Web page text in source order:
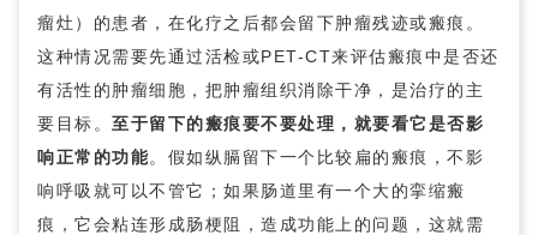
瘤灶）的患者，在化疗之后都会留下肿瘤残迹或瘢痕。
这种情况需要先通过活检或PET-CT来评估瘢痕中是否还
有活性的肿瘤细胞，把肿瘤组织消除干净，是治疗的主
要目标。 至于留下的瘢痕要不要处理，就要看它是否影
响正常的功能。假如纵膈留下一个比较扁的瘢痕，不影
响呼吸就可以不管它；如果肠道里有一个大的挛缩瘢
痕，它会粘连形成肠梗阻
，造成功能上的问题，这就需